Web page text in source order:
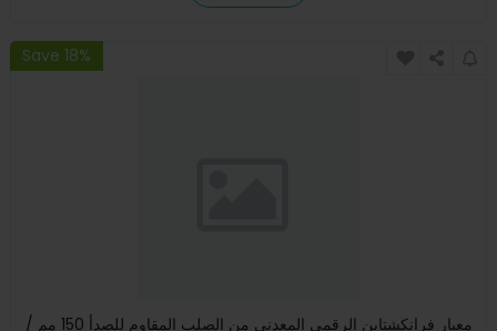
Save 18%
معيار فرانكشتاين الرقمي المعدني من الصلب المقاوم للصدأ 150 مم /